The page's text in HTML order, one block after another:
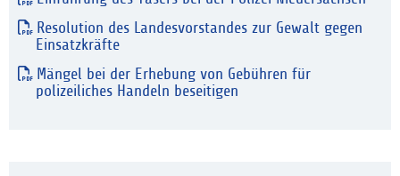
Resolution des Landesvorstandes zur Gewalt gegen
Einsatzkräfte
Mängel bei der Erhebung von Gebühren für
polizeiliches Handeln beseitigen